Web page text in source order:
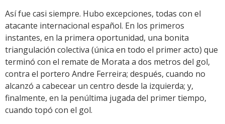
Así fue casi siempre. Hubo excepciones, todas con el
atacante internacional español. En los primeros
instantes, en la primera oportunidad, una bonita
triangulación colectiva (única en todo el primer acto) que
terminó con el remate de Morata a dos metros del gol,
contra el portero Andre Ferreira; después, cuando no
alcanzó a cabecear un centro desde la izquierda; y,
finalmente, en la penúltima jugada del primer tiempo,
cuando topó con el gol.